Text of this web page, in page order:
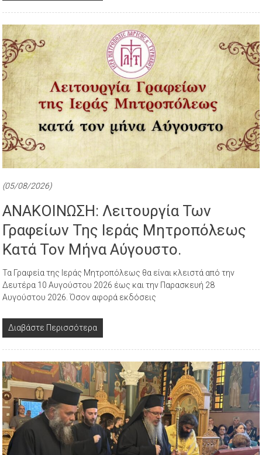
(05/08/2026)
ΑΝΑΚΟΙΝΩΣΗ: Λειτουργία Των
Γραφείων Της Ιεράς Μητροπόλεως
Κατά Τον Μήνα Αύγουστο.
Τα Γραφεία της Ιεράς Μητροπόλεως θα είναι κλειστά από την
Δευτέρα 10 Αυγούστου 2026 έως και την Παρασκευή 28
Αυγούστου 2026. Όσον αφορά εκδόσεις
Διαβάστε Περισσότερα